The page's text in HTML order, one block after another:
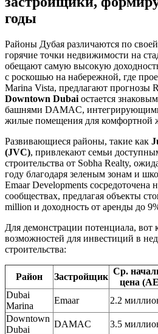
годы
Районы Дубая различаются по
горячие точки недвижимости на
обещают самую высокую
с роскошью на набережной, где
Marina Vista, предлагают прогнозы
Downtown Dubai остается
башнями DAMAC,
жилые помещения для комфортной
Развивающиеся районы, такие как
(JVC), привлекают семьи
строительства от Sobha Realty,
году благодаря зеленым зонам и
Emaar Developments сосредоточена
сообществах, предлагая объекты
million и доходность от аренды до
Для демонстрации потенциала, вот
возможностей для инвестиций в
строительства:
Район Застройщик
Ср.
цена
Dubai
Marina
Emaar 2.2
Downtown
Dubai
DAMAC 3.5